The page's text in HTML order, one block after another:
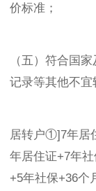
价标准；
（五）符合国
记录等其他不宜
居转户①]7年居
年居住证+7年
+5年社保+36个